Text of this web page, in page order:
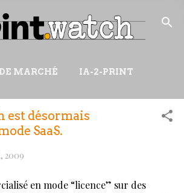
au contenu principal
MARCHÉ IA-2-PRINT
PLUS… WIKI
est désormais
SaaS.
2009
en mode “licence” sur des